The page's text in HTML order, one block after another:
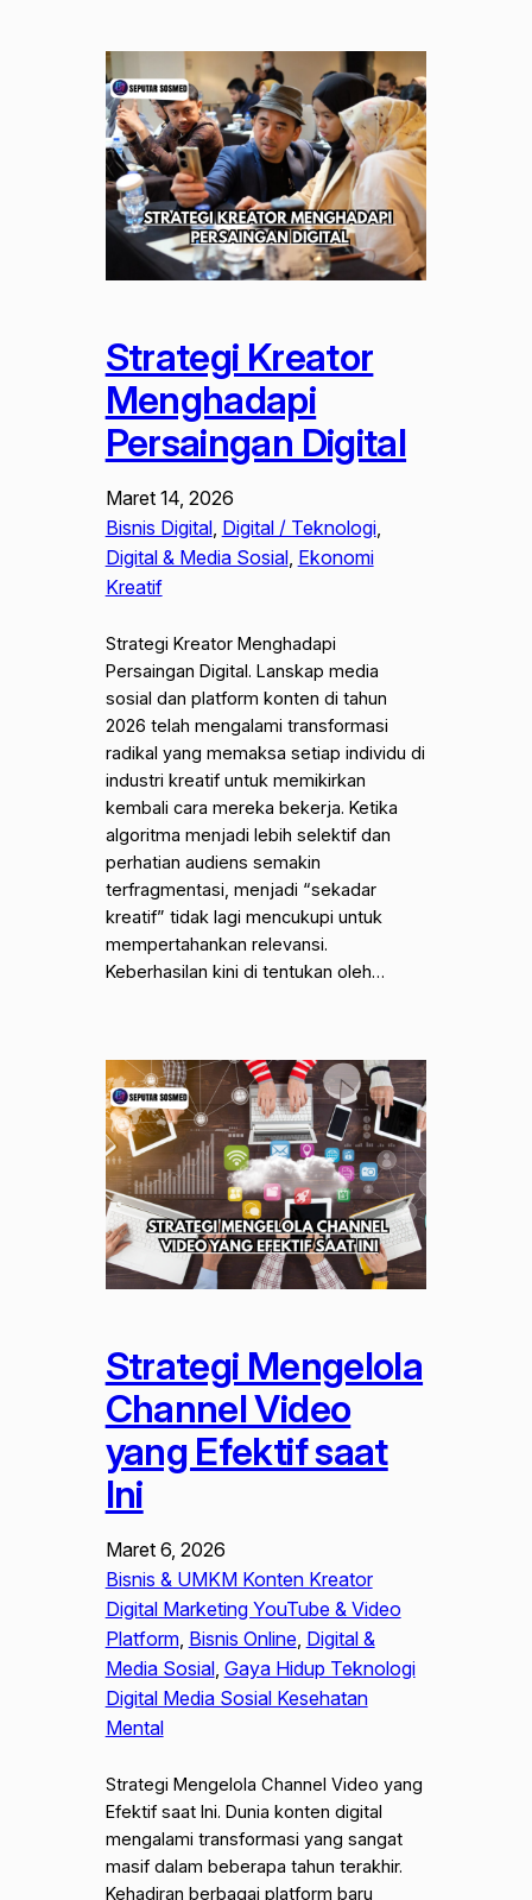
Strategi Kreator
Menghadapi
Persaingan Digital
Maret 14, 2026
Bisnis Digital, Digital / Teknologi
Digital & Media Sosial, Ekonomi
Kreatif
Strategi Kreator Menghadapi
Persaingan Digital. Lanskap media
sosial dan platform konten di tahun
2026 telah mengalami transformasi
radikal yang memaksa setiap individu di
industri kreatif untuk memikirkan
kembali cara mereka bekerja. Ketika
algoritma menjadi lebih selektif dan
perhatian audiens semakin
terfragmentasi, menjadi “sekadar
kreatif” tidak lagi mencukupi untuk
mempertahankan relevansi.
Keberhasilan kini di tentukan oleh…
Strategi Mengelola
Channel Video
yang Efektif saat
Ini
Maret 6, 2026
Bisnis & UMKM Konten Kreator
Digital Marketing YouTube & Video
Platform, Bisnis Online, Digital &
Media Sosial, Gaya Hidup Teknologi
Digital Media Sosial Kesehatan
Mental
Strategi Mengelola Channel Video yang
Efektif saat Ini. Dunia konten digital
mengalami transformasi yang sangat
masif dalam beberapa tahun terakhir.
Kehadiran berbagai platform baru